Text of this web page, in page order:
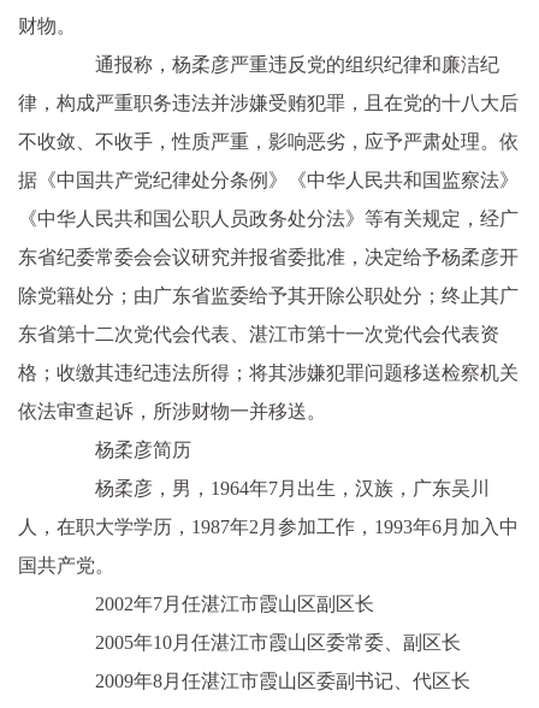
财物。
通报称，杨柔彦严重违反党的组织纪律和廉洁纪
律，构成严重职务违法并涉嫌受贿犯罪，且在党的十八大后
不收敛、不收手，性质严重，影响恶劣，应予严肃处理。依
据《中国共产党纪律处分条例》《中华人民共和国监察法》
《中华人民共和国公职人员政务处分法》等有关规定，经广
东省纪委常委会会议研究并报省委批准，决定给予杨柔彦开
除党籍处分；由广东省监委给予其开除公职处分；终止其广
东省第十二次党代会代表、湛江市第十一次党代会代表资
格；收缴其违纪违法所得；将其涉嫌犯罪问题移送检察机关
依法审查起诉，所涉财物一并移送。
杨柔彦简历
杨柔彦，男，1964年7月出生，汉族，广东吴川
人，在职大学学历，1987年2月参加工作，1993年6月加入中
国共产党。
2002年7月任湛江市霞山区副区长
2005年10月任湛江市霞山区委常委、副区长
2009年8月任湛江市霞山区委副书记、代区长